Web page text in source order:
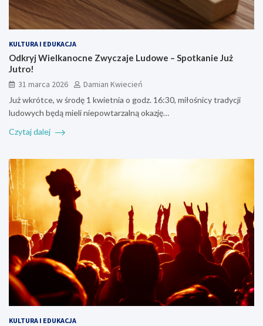
KULTURA I EDUKACJA
Odkryj Wielkanocne Zwyczaje Ludowe – Spotkanie Już
Jutro!
31 marca 2026
Damian Kwiecień
Już wkrótce, w środę 1 kwietnia o godz. 16:30, miłośnicy tradycji
ludowych będą mieli niepowtarzalną okazję…
Czytaj dalej
KULTURA I EDUKACJA